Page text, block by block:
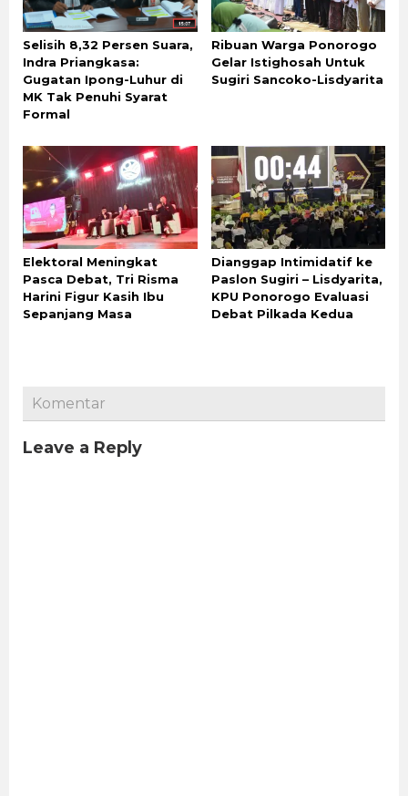
Selisih 8,32 Persen Suara,
Indra Priangkasa:
Gugatan Ipong-Luhur di
MK Tak Penuhi Syarat
Formal
Ribuan Warga Ponorogo
Gelar Istighosah Untuk
Sugiri Sancoko-Lisdyarita
Elektoral Meningkat
Pasca Debat, Tri Risma
Harini Figur Kasih Ibu
Sepanjang Masa
Dianggap Intimidatif ke
Paslon Sugiri – Lisdyarita,
KPU Ponorogo Evaluasi
Debat Pilkada Kedua
Komentar
Leave a Reply